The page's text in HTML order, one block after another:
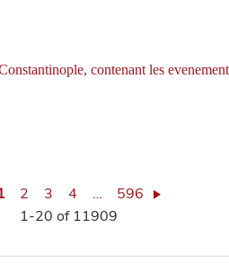
contenant les
2 3 4 …
596
1-20 of 11909